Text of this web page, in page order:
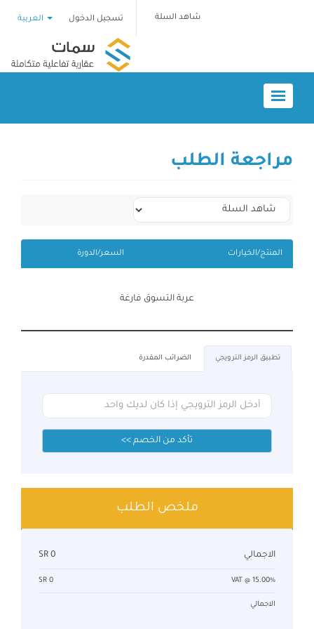
تسجيل الدخول شاهد السلة
Toggle
مراجعة الطلب
المنتج/الخيارات السعر/الدورة
عربة التسوق فارغة
تطبيق الرمز الترويجي الضرائب المقدرة
تأكد من الخصم >>
ملخص الطلب
الاجمالي SR 0
VAT @ 15.00%
SR 0
الاجمالي